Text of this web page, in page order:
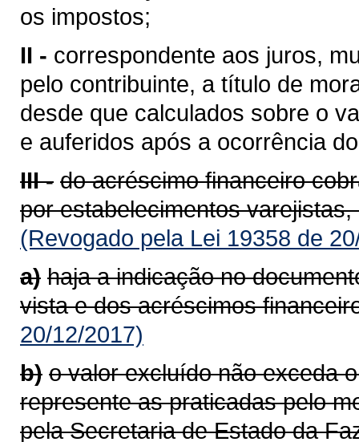
os impostos;
II - correspondente aos juros,
pelo contribuinte, a título de
desde que calculados sobre o
e auferidos após a ocorrência
III - do acréscimo financeiro
por estabelecimentos
(Revogado pela Lei 19358 de
a) haja a indicação no
vista e dos acréscimos
20/12/2017)
b) o valor excluído não exceda
represente as praticadas pelo
pela Secretaria de Estado da